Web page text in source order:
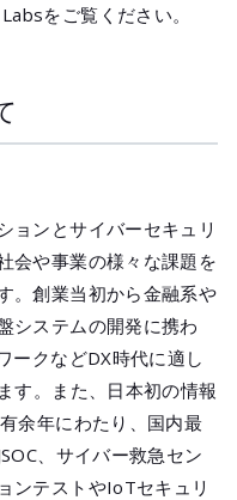
をご覧ください。
ョンとサイバーセキュリ
会や事業の様々な課題を
。創業当初から金融系や
システムの開発に携わ
ークなどDX時代に適し
す。また、日本初の情報
余年にわたり、国内最
、サイバー救急セン
ンテストやIoTセキュリ